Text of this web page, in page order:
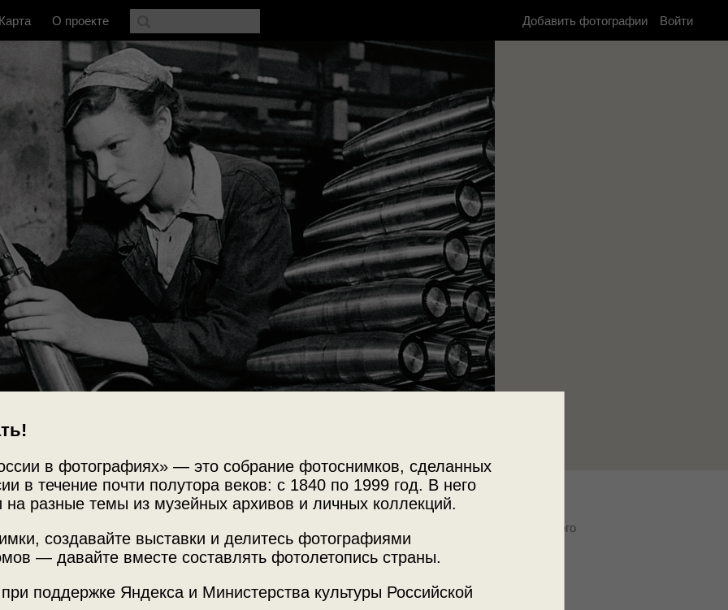
в фотографиях» — это собрание фотоснимков, сделанных
в течение почти полутора веков: с 1840 по 1999 год. В него
на разные темы из музейных архивов и личных коллекций.
создавайте выставки и делитесь фотографиями
— давайте вместе составлять фотолетопись страны.
поддержке Яндекса и Министерства культуры Российской
Карта О проекте Добавить фотографии Войти
Источник
Государственный исторический музей Южного
Урала
Стахановка А. М.